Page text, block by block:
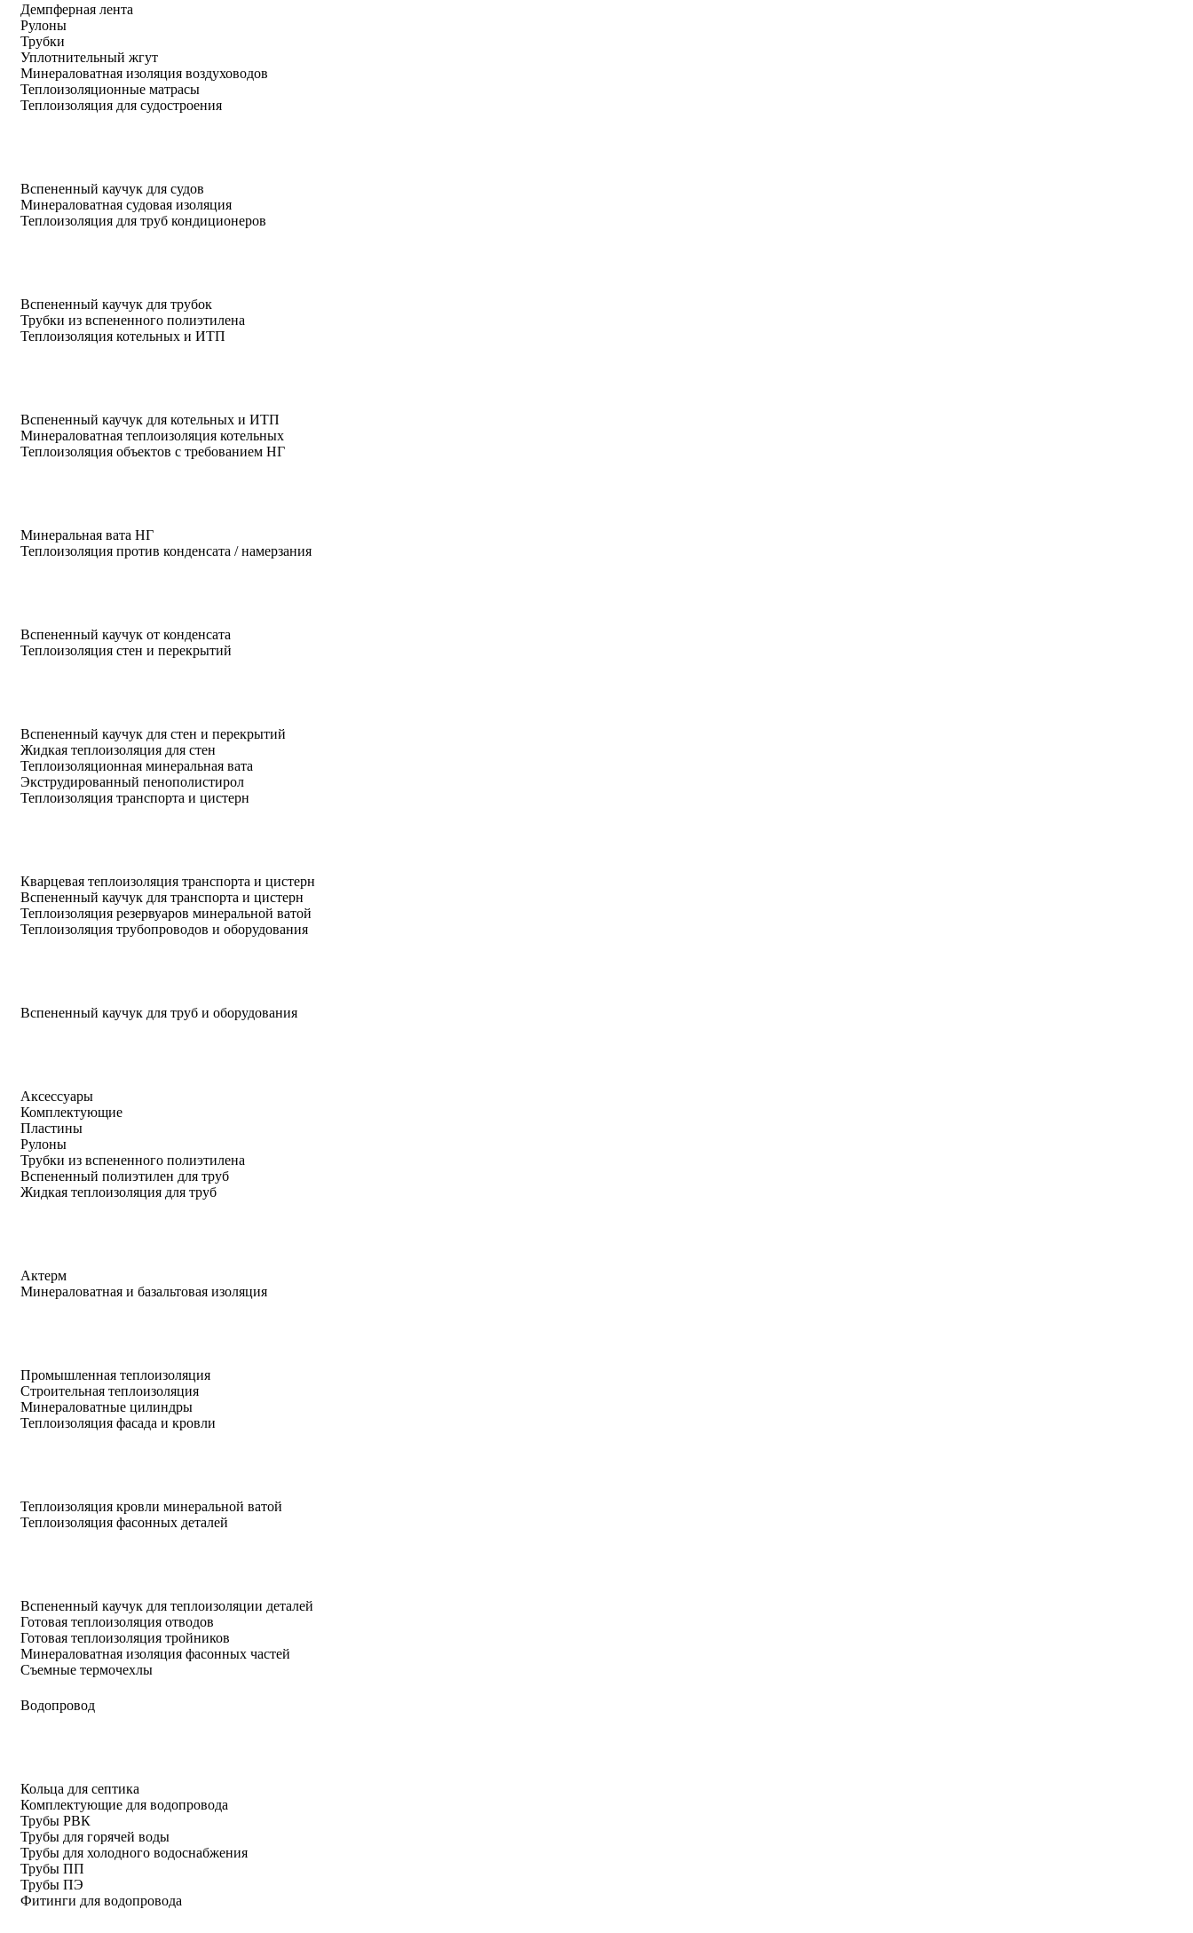
Демпферная лента
Рулоны
Трубки
Уплотнительный жгут
Минераловатная изоляция воздуховодов
Теплоизоляционные матрасы
Теплоизоляция для судостроения
Вспененный каучук для судов
Минераловатная судовая изоляция
Теплоизоляция для труб кондиционеров
Вспененный каучук для трубок
Трубки из вспененного полиэтилена
Теплоизоляция котельных и ИТП
Вспененный каучук для котельных и ИТП
Минераловатная теплоизоляция котельных
Теплоизоляция объектов с требованием НГ
Минеральная вата НГ
Теплоизоляция против конденсата / намерзания
Вспененный каучук от конденсата
Теплоизоляция стен и перекрытий
Вспененный каучук для стен и перекрытий
Жидкая теплоизоляция для стен
Теплоизоляционная минеральная вата
Экструдированный пенополистирол
Теплоизоляция транспорта и цистерн
Кварцевая теплоизоляция транспорта и цистерн
Вспененный каучук для транспорта и цистерн
Теплоизоляция резервуаров минеральной ватой
Теплоизоляция трубопроводов и оборудования
Вспененный каучук для труб и оборудования
Аксессуары
Комплектующие
Пластины
Рулоны
Трубки из вспененного полиэтилена
Вспененный полиэтилен для труб
Жидкая теплоизоляция для труб
Актерм
Минераловатная и базальтовая изоляция
Промышленная теплоизоляция
Строительная теплоизоляция
Минераловатные цилиндры
Теплоизоляция фасада и кровли
Теплоизоляция кровли минеральной ватой
Теплоизоляция фасонных деталей
Вспененный каучук для теплоизоляции деталей
Готовая теплоизоляция отводов
Готовая теплоизоляция тройников
Минераловатная изоляция фасонных частей
Съемные термочехлы
Водопровод
Кольца для септика
Комплектующие для водопровода
Трубы РВК
Трубы для горячей воды
Трубы для холодного водоснабжения
Трубы ПП
Трубы ПЭ
Фитинги для водопровода